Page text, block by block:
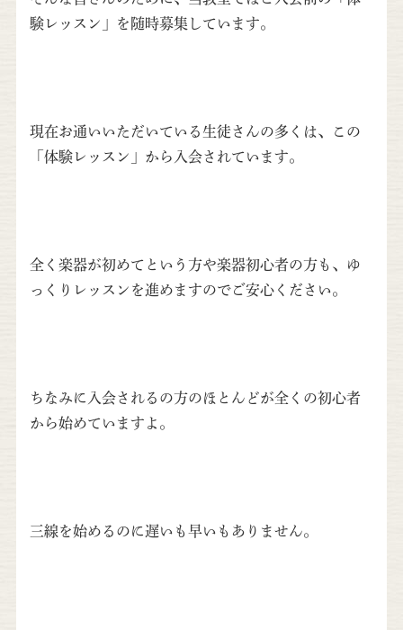
験レッスン」
を随時募集しています。
現在お通いいただいている生徒さんの多くは、この
体験レッスン」から入会されています。
全く楽器が初めてという方や楽器初心者の方も、
ゆ
っくりレッスンを進めますのでご安心ください。
ちなみに入会されるの方のほとんどが全くの初心者
から始めていますよ。
三線を始めるのに遅いも早いもありません。